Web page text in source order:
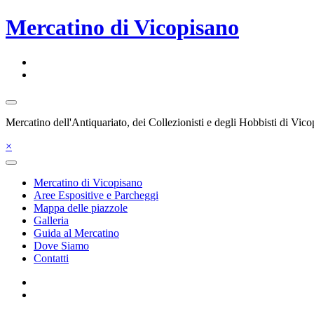
Salta
al
Mercatino di Vicopisano
Mercatino dell'Antiquariato, dei Collezionisti e degli Hobbisti di
×
Mercatino di Vicopisano
Aree Espositive e Parcheggi
Mappa delle piazzole
Galleria
Guida al Mercatino
Dove Siamo
Contatti